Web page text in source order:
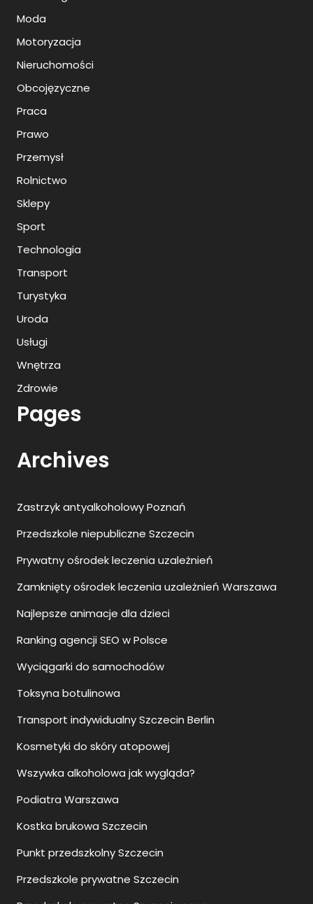
Moda
Motoryzacja
Nieruchomości
Obcojęzyczne
Praca
Prawo
Przemysł
Rolnictwo
Sklepy
Sport
Technologia
Transport
Turystyka
Uroda
Usługi
Wnętrza
Zdrowie
Pages
Archives
Zastrzyk antyalkoholowy Poznań
Przedszkole niepubliczne Szczecin
Prywatny ośrodek leczenia uzależnień
Zamknięty ośrodek leczenia uzależnień Warszawa
Najlepsze animacje dla dzieci
Ranking agencji SEO w Polsce
Wyciągarki do samochodów
Toksyna botulinowa
Transport indywidualny Szczecin Berlin
Kosmetyki do skóry atopowej
Wszywka alkoholowa jak wygląda?
Podiatra Warszawa
Kostka brukowa Szczecin
Punkt przedszkolny Szczecin
Przedszkole prywatne Szczecin